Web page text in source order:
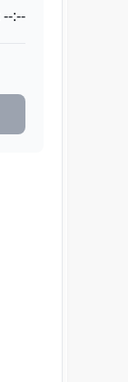
--:--